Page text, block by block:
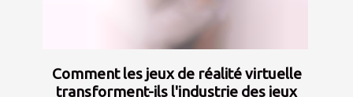
Comment les jeux de réalité virtuelle
transforment-ils l'industrie des jeux